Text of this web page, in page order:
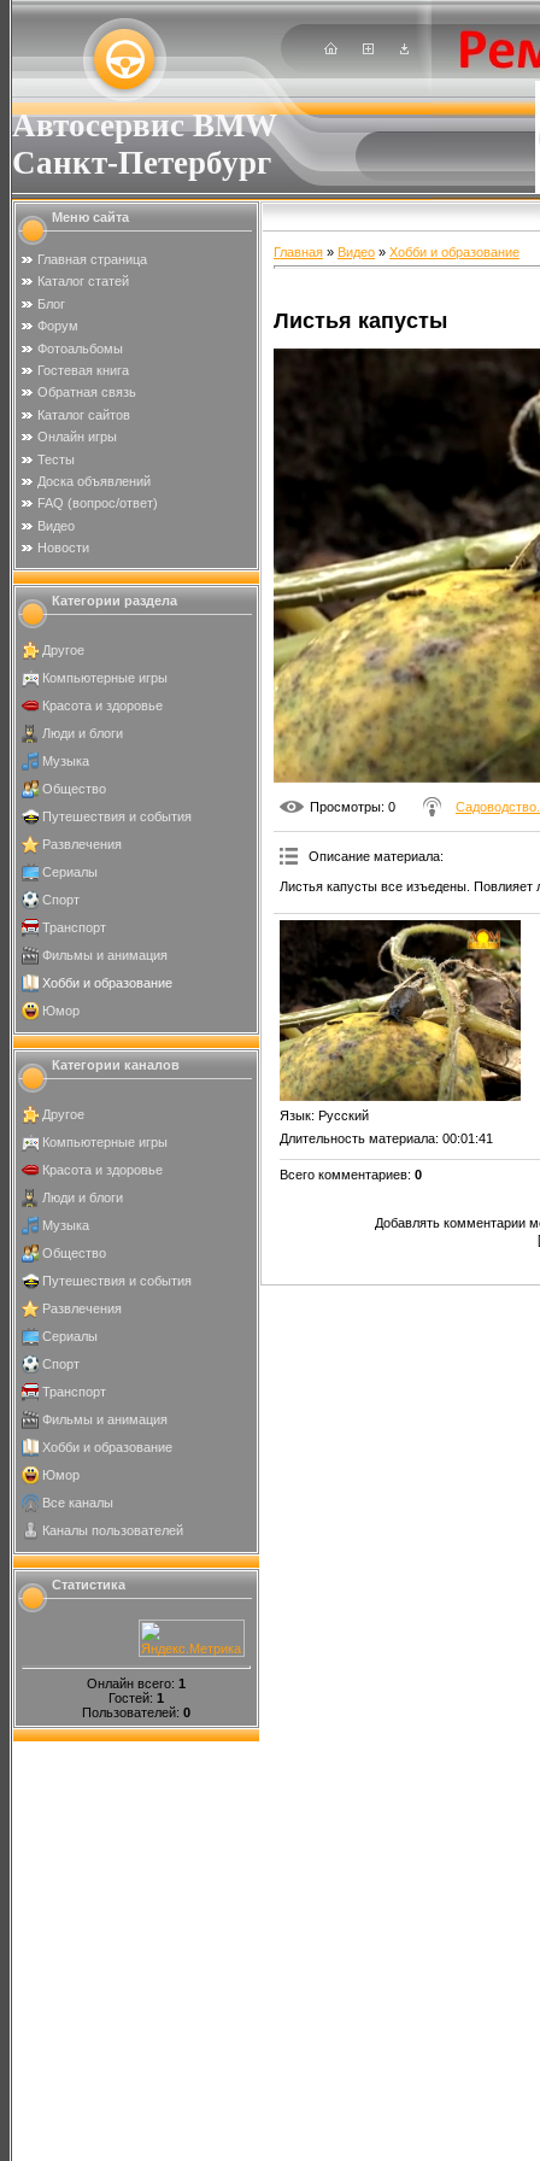
Автосервис BMW
Санкт-Петербург
Меню сайта
Главная страница
Каталог статей
Блог
Форум
Фотоальбомы
Гостевая книга
Обратная связь
Каталог сайтов
Онлайн игры
Тесты
Доска объявлений
FAQ (вопрос/ответ)
Видео
Новости
Категории раздела
Другое
Компьютерные игры
Красота и здоровье
Люди и блоги
Музыка
Общество
Путешествия и события
Развлечения
Сериалы
Спорт
Транспорт
Фильмы и анимация
Хобби и образование
Юмор
Категории каналов
Другое
Компьютерные игры
Красота и здоровье
Люди и блоги
Музыка
Общество
Путешествия и события
Развлечения
Сериалы
Спорт
Транспорт
Фильмы и анимация
Хобби и образование
Юмор
Все каналы
Каналы пользователей
Статистика
Онлайн всего: 1
Гостей: 1
Пользователей: 0
Главная » Видео » Хобби и образование
Листья капусты
Просмотры: 0
Описание материала:
Листья капусты все изъедены. Повлияет
Язык: Русский
Длительность материала: 00:01:41
Всего комментариев: 0
Добавлять комментарии